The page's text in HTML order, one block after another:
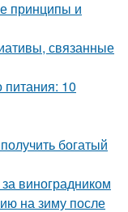
принципы и
связанные
питания: 10
богатый
виноградником
на зиму после